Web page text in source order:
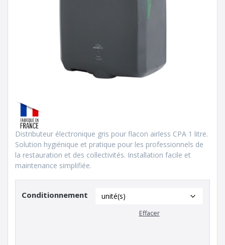
Distributeur électronique gris pour flacon airless CPA 1 litre.
Solution hygiénique et pratique pour les professionnels de
la restauration et des collectivités. Installation facile et
maintenance simplifiée.
Conditionnement
Effacer